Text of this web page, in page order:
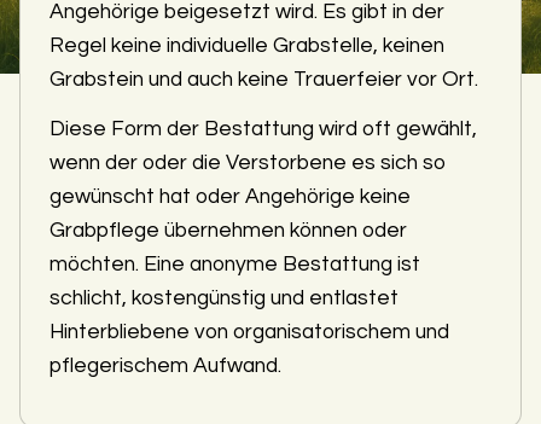
Angehörige beigesetzt wird. Es gibt in der
Regel keine individuelle Grabstelle, keinen
Grabstein und auch keine Trauerfeier vor Ort.
Diese Form der Bestattung wird oft gewählt,
wenn der oder die Verstorbene es sich so
gewünscht hat oder Angehörige keine
Grabpflege übernehmen können oder
möchten. Eine anonyme Bestattung ist
schlicht, kostengünstig und entlastet
Hinterbliebene von organisatorischem und
pflegerischem Aufwand.